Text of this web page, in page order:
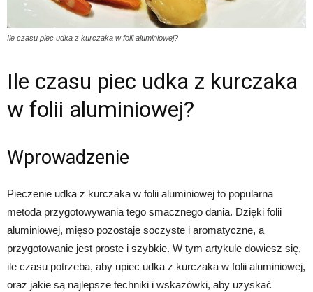
Ile czasu piec udka z kurczaka w folii aluminiowej?
Ile czasu piec udka z kurczaka
w folii aluminiowej?
Wprowadzenie
Pieczenie udka z kurczaka w folii aluminiowej to popularna
metoda przygotowywania tego smacznego dania. Dzięki folii
aluminiowej, mięso pozostaje soczyste i aromatyczne, a
przygotowanie jest proste i szybkie. W tym artykule dowiesz się,
ile czasu potrzeba, aby upiec udka z kurczaka w folii aluminiowej,
oraz jakie są najlepsze techniki i wskazówki, aby uzyskać